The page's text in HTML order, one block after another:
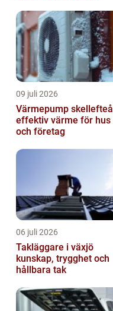
09 juli 2026
Värmepump skellefteå
effektiv värme för hus
och företag
06 juli 2026
Takläggare i växjö
kunskap, trygghet och
hållbara tak